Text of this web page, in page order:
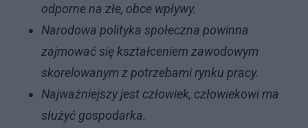
odporne na złe, obce wpływy.
Narodowa polityka społeczna powinna
zajmować się kształceniem zawodowym
skorelowanym z potrzebami rynku pracy.
Najważniejszy jest człowiek, człowiekowi ma
służyć gospodarka.